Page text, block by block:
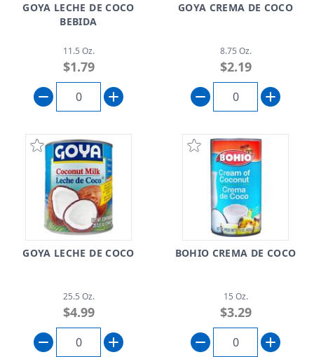
GOYA LECHE DE COCO
BEBIDA
11.5 Oz.
$1.79
GOYA CREMA DE COCO
8.75 Oz.
$2.19
GOYA LECHE DE COCO
25.5 Oz.
$4.99
BOHIO CREMA DE COCO
15 Oz.
$3.29